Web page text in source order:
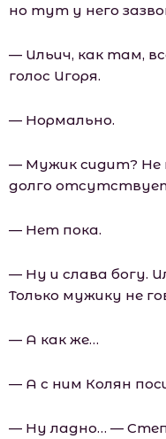
но тут у него
— Ильич, как там,
голос Игоря.
— Нормально.
— Мужик сидит? Не
долго
— Нет пока.
— Ну и слава богу.
Только мужику не
— А как же…
— А с ним Колян
— Ну ладно… —